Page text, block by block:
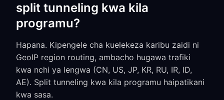
split tunneling kwa kila
programu?
Hapana. Kipengele cha kuelekeza karibu zaidi ni
GeoIP region routing, ambacho hugawa trafiki
kwa nchi ya lengwa (CN, US, JP, KR, RU, IR, ID,
AE). Split tunneling kwa kila programu haipatikani
kwa sasa.